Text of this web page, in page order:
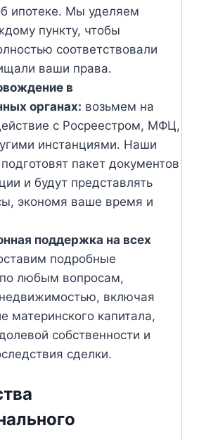
ипотеке. Мы уделяем
пункту, чтобы
соответствовали
ваши права.
в
органах: возьмем на
с Росреестром, МФЦ,
инстанциями. Наши
пакет документов
и будут представлять
экономя ваше время и
поддержка на всех
подробные
любым вопросам,
включая
материнского капитала,
собственности и
сделки.